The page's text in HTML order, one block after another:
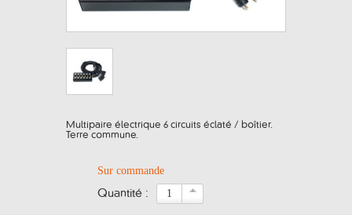
Multipaire électrique 6 circuits éclaté / boîtier.
Terre commune.
Sur commande
quantité :